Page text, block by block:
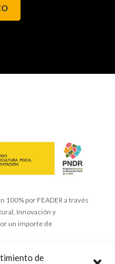
de
100% por FEADER a través
Innovación y
un importe de
de Desarrollo Rural,